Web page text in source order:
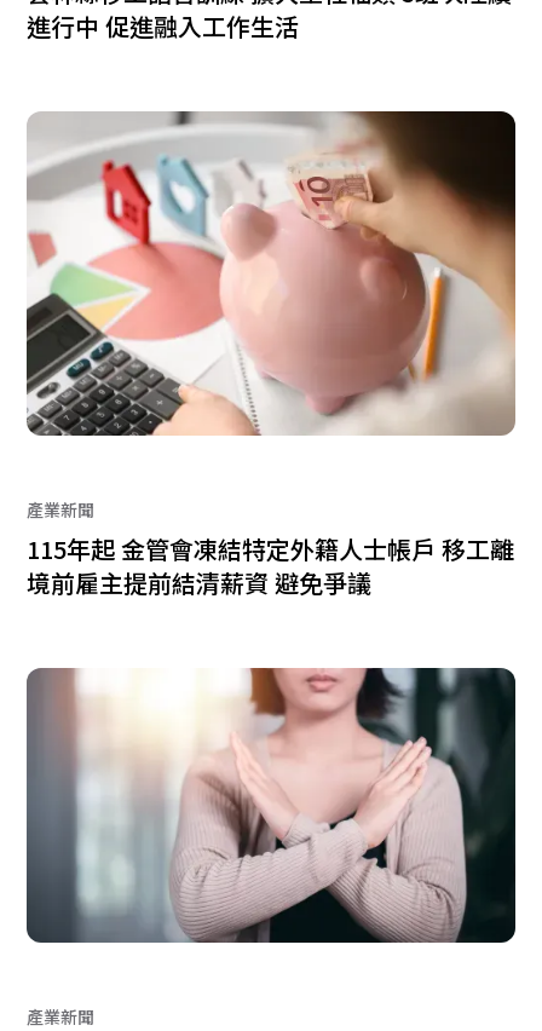
進行中 促進融入工作生活
產業新聞
115年起 金管會凍結特定外籍人士帳戶 移工離
境前雇主提前結清薪資 避免爭議
產業新聞